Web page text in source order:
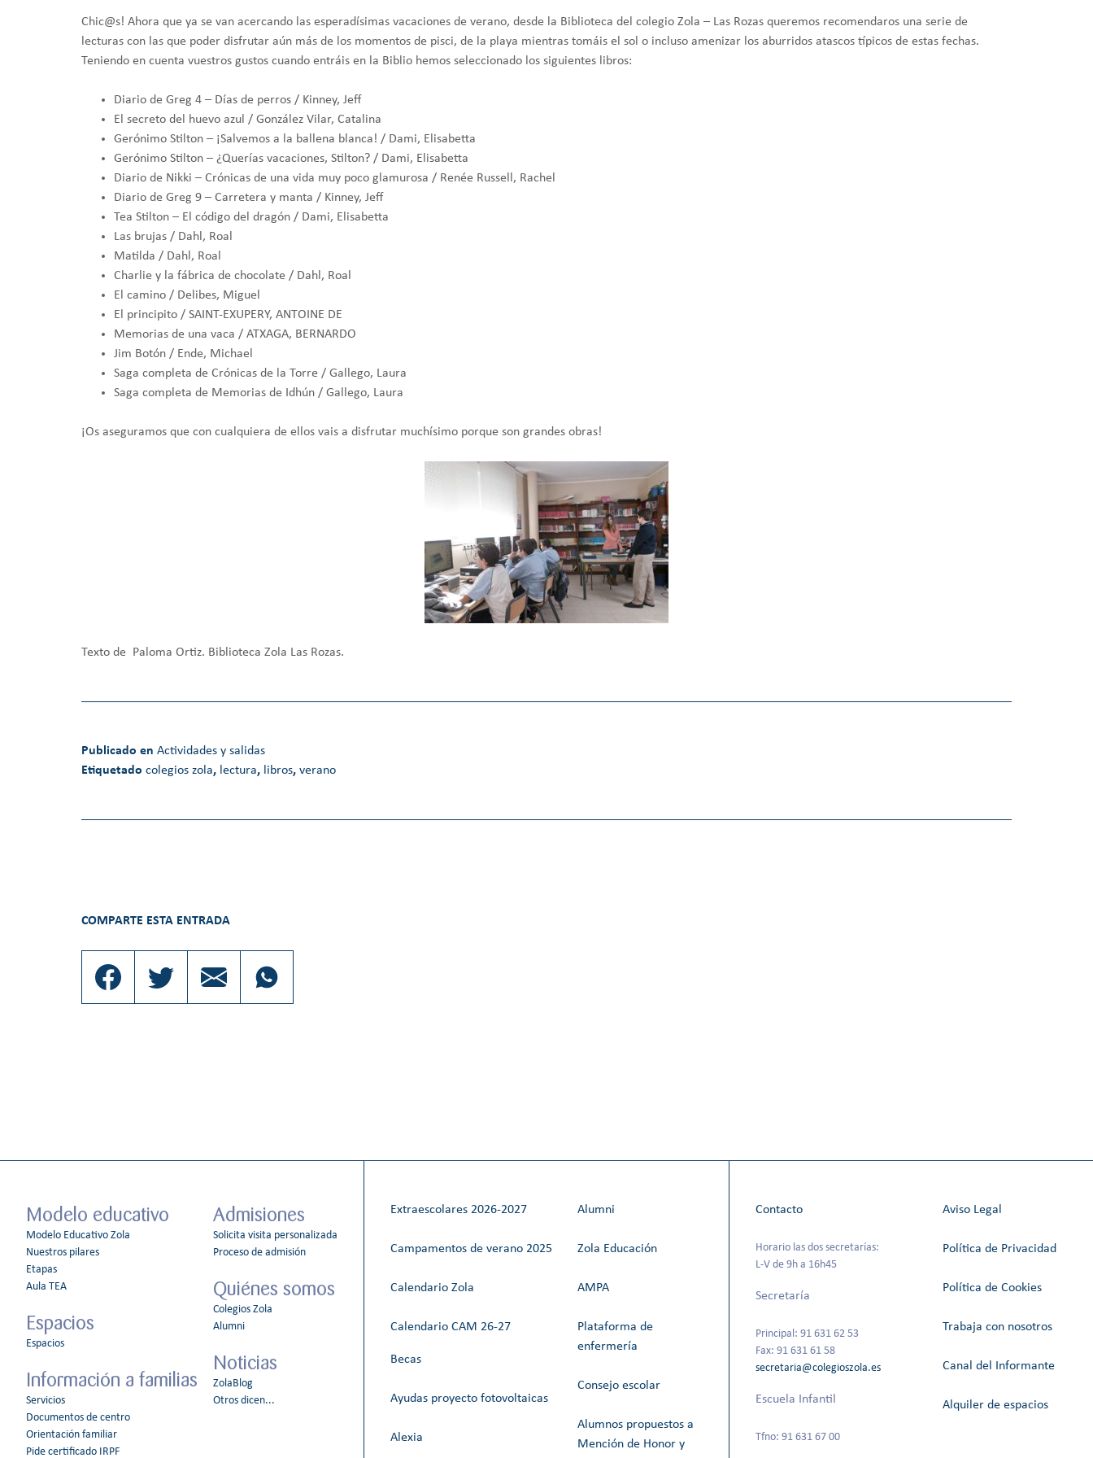
Chic@s! Ahora que ya se van acercando las esperadísimas vacaciones de verano, desde la Biblioteca del colegio Zola – Las Rozas queremos recomendaros una serie de
lecturas con las que poder disfrutar aún más de los momentos de pisci, de la playa mientras tomáis el sol o incluso amenizar los aburridos atascos típicos de estas fechas.
Teniendo en cuenta vuestros gustos cuando entráis en la Biblio hemos seleccionado los siguientes libros:
Diario de Greg 4 – Días de perros / Kinney, Jeff
El secreto del huevo azul / González Vilar, Catalina
Gerónimo Stilton – ¡Salvemos a la ballena blanca! / Dami, Elisabetta
Gerónimo Stilton – ¿Querías vacaciones, Stilton? / Dami, Elisabetta
Diario de Nikki – Crónicas de una vida muy poco glamurosa / Renée Russell, Rachel
Diario de Greg 9 – Carretera y manta / Kinney, Jeff
Tea Stilton – El código del dragón / Dami, Elisabetta
Las brujas / Dahl, Roal
Matilda / Dahl, Roal
Charlie y la fábrica de chocolate / Dahl, Roal
El camino / Delibes, Miguel
El principito / SAINT-EXUPERY, ANTOINE DE
Memorias de una vaca / ATXAGA, BERNARDO
Jim Botón / Ende, Michael
Saga completa de Crónicas de la Torre / Gallego, Laura
Saga completa de Memorias de Idhún / Gallego, Laura
¡Os aseguramos que con cualquiera de ellos vais a disfrutar muchísimo porque son grandes obras!
Texto de Paloma Ortiz. Biblioteca Zola Las Rozas.
Publicado en Actividades y salidas
Etiquetado colegios zola, lectura, libros, verano
COMPARTE ESTA ENTRADA
Modelo educativo
Modelo Educativo Zola
Nuestros pilares
Etapas
Aula TEA
Espacios
Espacios
Información a familias
Servicios
Documentos de centro
Orientación familiar
Pide certificado IRPF
Admisiones
Solicita visita personalizada
Proceso de admisión
Quiénes somos
Colegios Zola
Alumni
Noticias
ZolaBlog
Otros dicen...
Extraescolares 2026-2027
Campamentos de verano 2025
Calendario Zola
Calendario CAM 26-27
Becas
Ayudas proyecto fotovoltaicas
Alexia
Alumni
Zola Educación
AMPA
Plataforma de
enfermería
Consejo escolar
Alumnos propuestos a
Mención de Honor y
Contacto
Horario las dos secretarías:
L-V de 9h a 16h45
Secretaría
Principal: 91 631 62 53
Fax: 91 631 61 58
secretaria@colegioszola.es
Escuela Infantil
Tfno: 91 631 67 00
Aviso Legal
Política de Privacidad
Política de Cookies
Trabaja con nosotros
Canal del Informante
Alquiler de espacios